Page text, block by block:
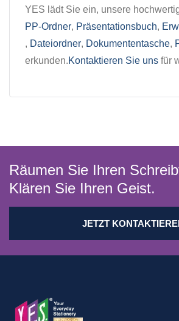
YES lädt Sie ein, unsere
PP-Ordner, Präsentationsbuch,
, Dateiordner, Dokumententasche,
erkunden.Kontaktieren Sie uns für
Räumen Sie Ihren
Klären Sie Ihren Geist.
JETZT